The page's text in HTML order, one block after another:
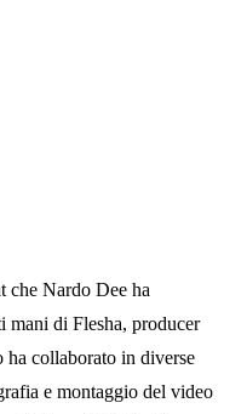
che Nardo Dee ha
mani di Flesha, producer
collaborato in diverse
e montaggio del video